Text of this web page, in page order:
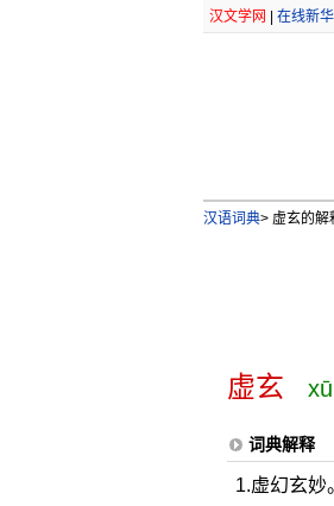
汉文学网 在线新
汉语词典>虚玄的解
虚玄
词典解释
1.虚幻玄妙。